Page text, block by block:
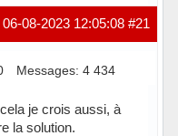
#21
06-08-2023 12:05:08
Messages: 4 434
je crois aussi, à
la solution.